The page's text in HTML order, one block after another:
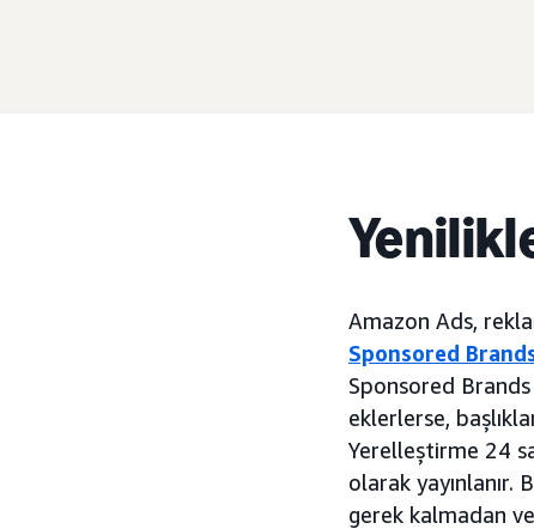
Amazon Ads,
Sponsored
Sponsored
eklerlerse,
Yerelleştirme 24
olarak
gerek kalmadan